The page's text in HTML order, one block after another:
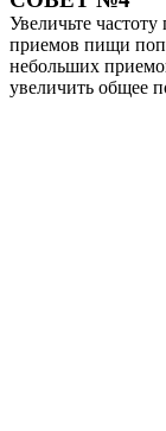
Увеличьте
приемов пищи
небольших
увеличить общее